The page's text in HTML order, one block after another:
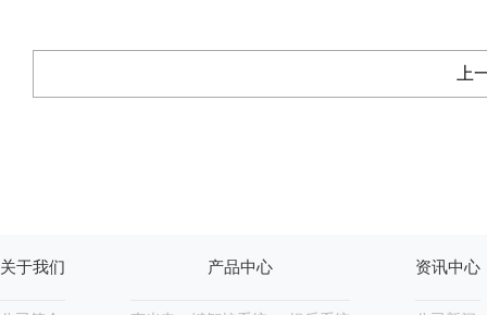
上
关于我们 产品中心 资讯中心